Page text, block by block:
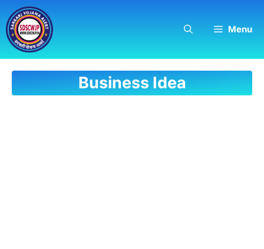
Skip
to
content
Menu
Business Idea